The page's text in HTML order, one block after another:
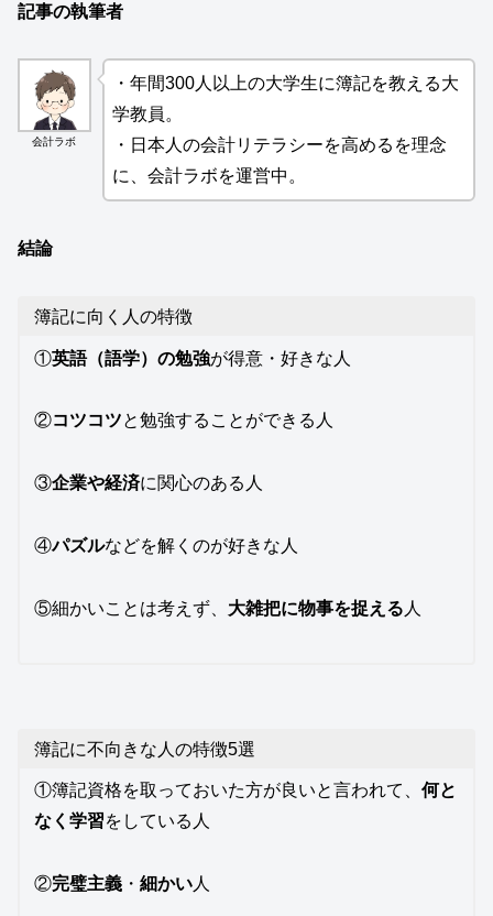
記事の執筆者
会計ラボ
・年間300人以上の大学生に簿記を教える大
学教員。
・日本人の会計リテラシーを高めるを理念
に、会計ラボを運営中。
結論
簿記に向く人の特徴
①英語（語学）の勉強が得意・好きな人
②コツコツと勉強することができる人
③企業や経済に関心のある人
④パズルなどを解くのが好きな人
⑤細かいことは考えず、 大雑把に物事を捉える 人
簿記に不向きな人の特徴5選
①簿記資格を取っておいた方が良いと言われて、 何と
なく学習をしている人
②完璧主義・ 細かい人